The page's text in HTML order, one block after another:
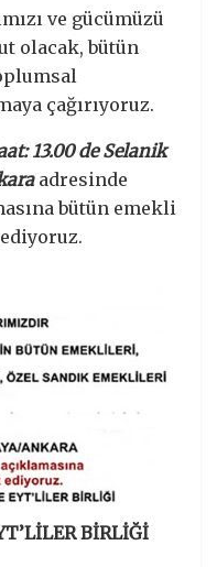
ve gücümüzü
olacak, bütün
çağırıyoruz.
13.00 de Selanik
adresinde
bütün emekli
BİRLİĞİ